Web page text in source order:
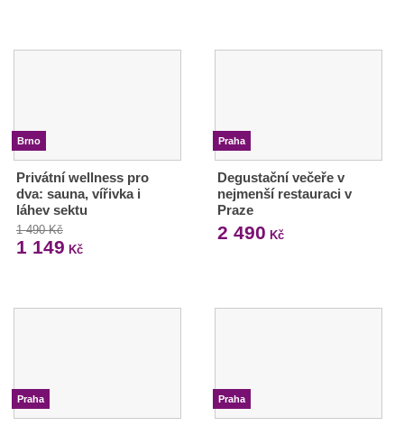
Brno
Privátní wellness pro
dva: sauna, vířivka i
láhev sektu
1 490 Kč
1 149 Kč
Praha
Degustační večeře v
nejmenší restauraci v
Praze
2 490 Kč
Praha Praha